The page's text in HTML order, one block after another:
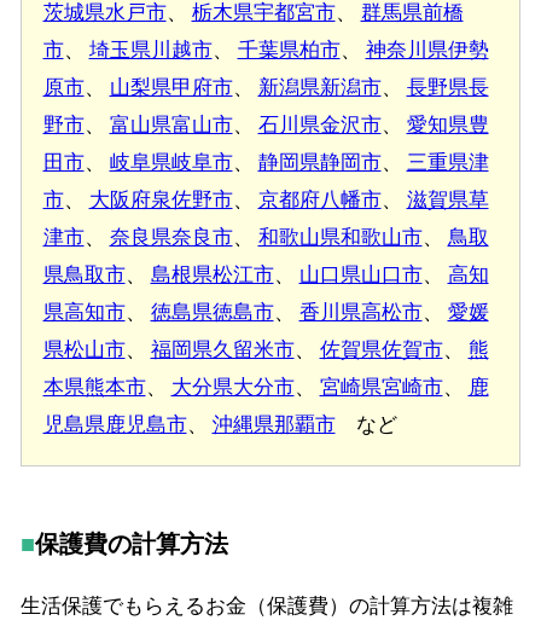
茨城県水戸市、 栃木県宇都宮市、 群馬県前橋
市、 埼玉県川越市、 千葉県柏市、 神奈川県伊勢
原市、 山梨県甲府市、 新潟県新潟市、 長野県長
野市、 富山県富山市、 石川県金沢市、 愛知県豊
田市、 岐阜県岐阜市、 静岡県静岡市、 三重県津
市、 大阪府泉佐野市、 京都府八幡市、 滋賀県草
津市、 奈良県奈良市、 和歌山県和歌山市、 鳥取
県鳥取市、 島根県松江市、 山口県山口市、 高知
県高知市、 徳島県徳島市、 香川県高松市、 愛媛
県松山市、 福岡県久留米市、 佐賀県佐賀市、 熊
本県熊本市、 大分県大分市、 宮崎県宮崎市、
鹿
児島県鹿児島市、 沖縄県那覇市など
保護費の計算方法
生活保護でもらえるお金（保護費）の計算方法は複雑